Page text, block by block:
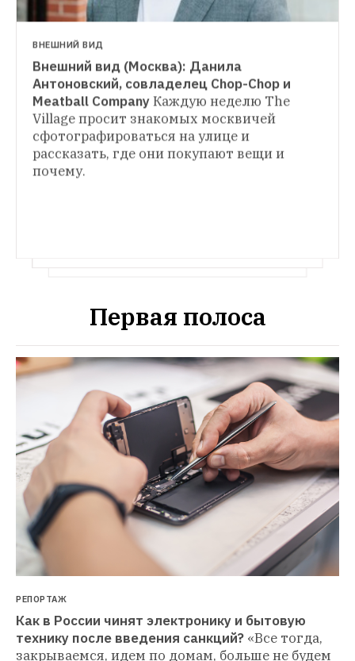
ВНЕШНИЙ ВИД
Внешний вид (Москва): Николай Риш, арт-
директор Chop-ChopКаждую неделю The
Village просит знакомых москвичей
сфотографироваться на улице и
рассказать, где они покупают вещи и
Внешний вид (Москва): Елена Апанасенко,
специалист «Яндекса» Каждую неделю
The Village просит знакомых москвичей
сфотографироваться на улице и
рассказать, где они покупают вещи и
почему.
ВНЕШНИЙ ВИД
Внешний вид (Москва): Данила
Антоновский, совладелец Chop-Chop и
Meatball Company Каждую неделю The
Village просит знакомых москвичей
сфотографироваться на улице и
рассказать, где они покупают вещи и
почему.
Первая полоса
РЕПОРТАЖ
Как в России чинят электронику и бытовую
технику после введения санкций? «Все тогда,
закрываемся, идем по домам, больше не будем